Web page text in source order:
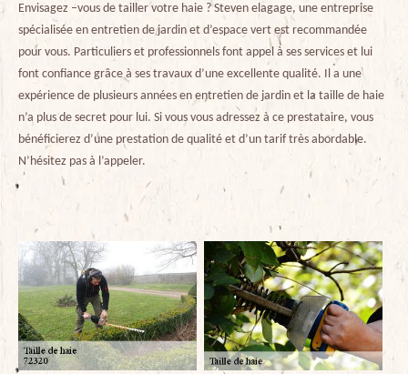
Envisagez –vous de tailler votre haie ? Steven elagage, une entreprise
spécialisée en entretien de jardin et d’espace vert est recommandée
pour vous. Particuliers et professionnels font appel à ses services et lui
font confiance grâce à ses travaux d’une excellente qualité. Il a une
expérience de plusieurs années en entretien de jardin et la taille de haie
n’a plus de secret pour lui. Si vous vous adressez à ce prestataire, vous
bénéficierez d’une prestation de qualité et d’un tarif très abordable.
N’hésitez pas à l’appeler.